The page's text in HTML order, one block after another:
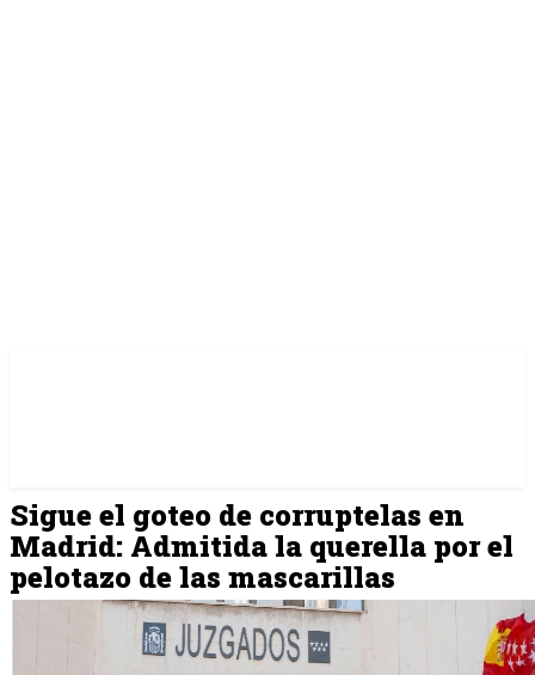
Sigue el goteo de corruptelas en
Madrid: Admitida la querella por el
pelotazo de las mascarillas